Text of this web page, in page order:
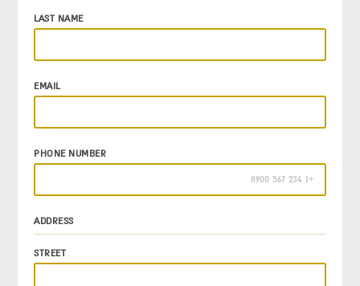
LAST NAME
EMAIL
PHONE NUMBER
ADDRESS
STREET